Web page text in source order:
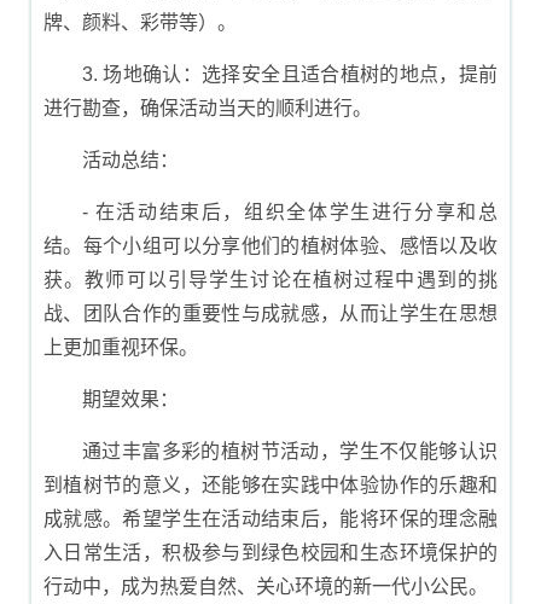
牌、颜料、彩带等）。
3. 场地确认：选择安全且适合植树的地点，提前
进行勘查，确保活动当天的顺利进行。
活动总结：
- 在活动结束后，组织全体学生进行分享和总
结。每个小组可以分享他们的植树体验、感悟以及收
获。教师可以引导学生讨论在植树过程中遇到的挑
战、团队合作的重要性与成就感，从而让学生在思想
上更加重视环保。
期望效果：
通过丰富多彩的植树节活动，学生不仅能够认识
到植树节的意义，还能够在实践中体验协作的乐趣和
成就感。希望学生在活动结束后，能将环保的理念融
入日常生活，积极参与到绿色校园和生态环境保护的
行动中，成为热爱自然、关心环境的新一代小公民。